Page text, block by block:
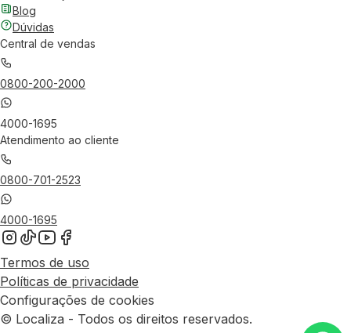
Blog
Dúvidas
Central de vendas
0800-200-2000
4000-1695
Atendimento ao cliente
0800-701-2523
4000-1695
Termos de uso
Políticas de privacidade
Configurações de cookies
© Localiza - Todos os direitos reservados.